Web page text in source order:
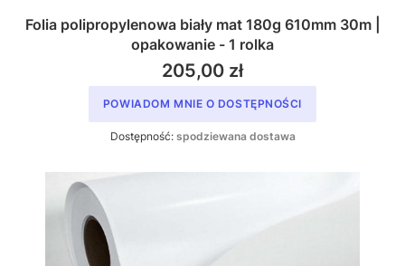
Folia polipropylenowa biały mat 180g 610mm 30m |
opakowanie - 1 rolka
205,00 zł
POWIADOM MNIE O DOSTĘPNOŚCI
Dostępność: spodziewana dostawa